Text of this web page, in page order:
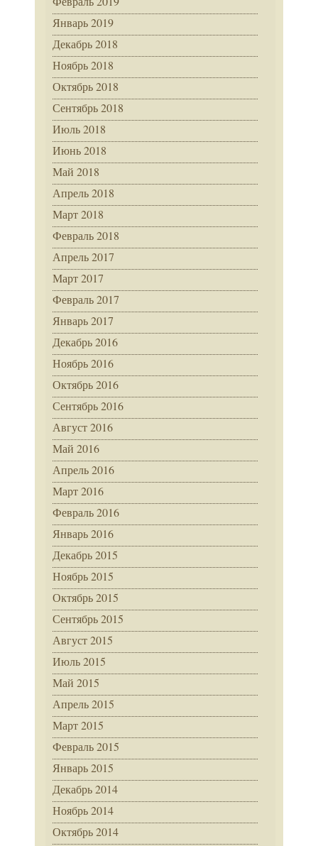
Январь 2019
Декабрь 2018
Ноябрь 2018
Октябрь 2018
Сентябрь 2018
Июль 2018
Июнь 2018
Май 2018
Апрель 2018
Март 2018
Февраль 2018
Апрель 2017
Март 2017
Февраль 2017
Январь 2017
Декабрь 2016
Ноябрь 2016
Октябрь 2016
Сентябрь 2016
Август 2016
Май 2016
Апрель 2016
Март 2016
Февраль 2016
Январь 2016
Декабрь 2015
Ноябрь 2015
Октябрь 2015
Сентябрь 2015
Август 2015
Июль 2015
Май 2015
Апрель 2015
Март 2015
Февраль 2015
Январь 2015
Декабрь 2014
Ноябрь 2014
Октябрь 2014